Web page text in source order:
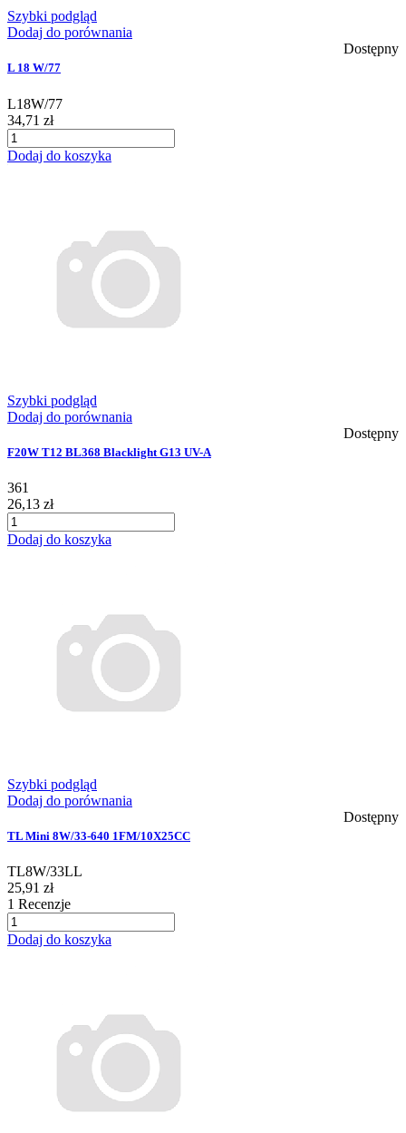
Szybki podgląd
Dodaj do porównania
Dostępny
L 18 W/77
L18W/77
34,71 zł
Dodaj do koszyka
Szybki podgląd
Dodaj do porównania
Dostępny
F20W T12 BL368 Blacklight G13 UV-A
361
26,13 zł
Dodaj do koszyka
Szybki podgląd
Dodaj do porównania
Dostępny
TL Mini 8W/33-640 1FM/10X25CC
TL8W/33LL
25,91 zł
1 Recenzje
Dodaj do koszyka